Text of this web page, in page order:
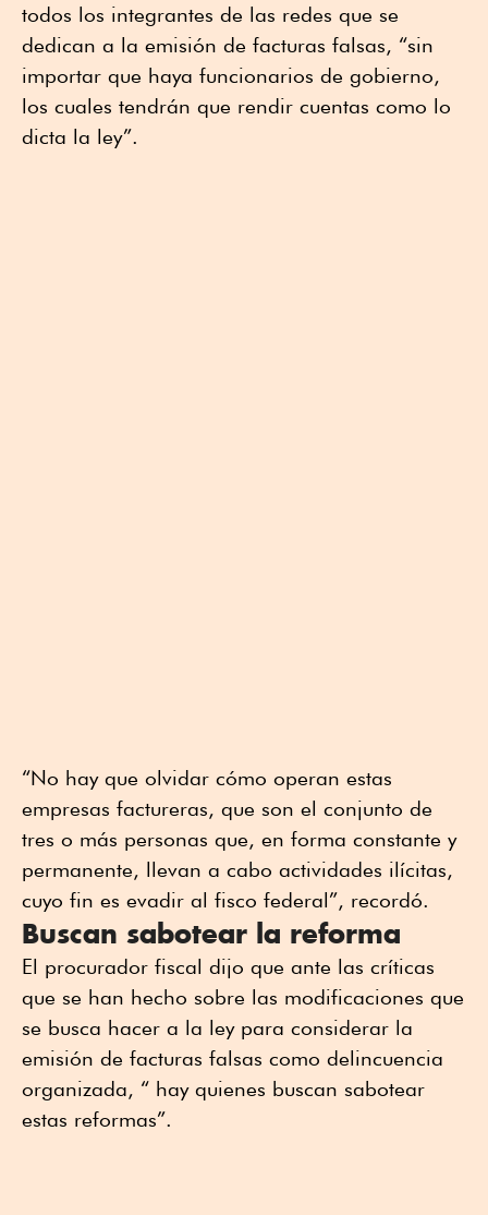
todos los integrantes de las redes que se
dedican a la emisión de facturas falsas, “sin
importar que haya funcionarios de gobierno,
los cuales tendrán que rendir cuentas como lo
dicta la ley”.
“No hay que olvidar cómo operan estas
empresas factureras, que son el conjunto de
tres o más personas que, en forma constante y
permanente, llevan a cabo actividades ilícitas,
cuyo fin es evadir al fisco federal”, recordó.
Buscan sabotear la reforma
El procurador fiscal dijo que ante las críticas
que se han hecho sobre las modificaciones que
se busca hacer a la ley para considerar la
emisión de facturas falsas como delincuencia
organizada, “ hay quienes buscan sabotear
estas reformas”.